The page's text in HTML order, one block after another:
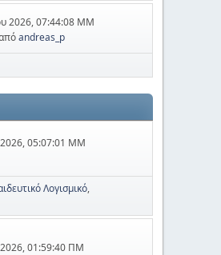
2026, 07:44:08 ΜΜ
andreas_p
2026, 05:07:01 ΜΜ
Λογισμικό
2026, 01:59:40 ΠΜ